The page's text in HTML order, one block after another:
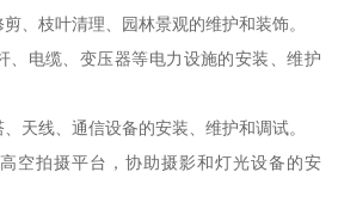
、枝叶清理、园林景观的维护和装饰。
、电缆、变压器等电力设施的安装、维护
天线、通信设备的安装、维护和调试。
空拍摄平台，协助摄影和灯光设备的安